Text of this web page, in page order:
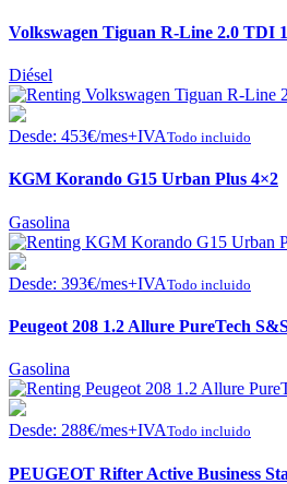
Volkswagen Tiguan R-Line 2.0 TDI
Diésel
Desde: 453€/mes+IVATodo incluido
KGM Korando G15 Urban Plus 4×2
Gasolina
Desde: 393€/mes+IVATodo incluido
Peugeot 208 1.2 Allure PureTech
Gasolina
Desde: 288€/mes+IVATodo incluido
PEUGEOT Rifter Active Business